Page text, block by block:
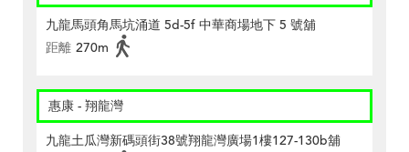
九龍馬頭角馬坑涌道 5d-5f 中華商場地下 5 號舖
距離 270m
惠康 - 翔龍灣
九龍土瓜灣新碼頭街38號翔龍灣廣場1樓127-130b舖